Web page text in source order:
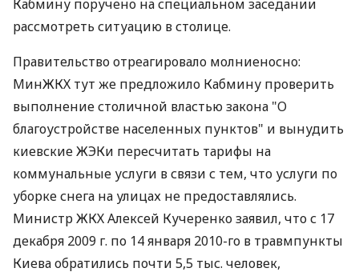
Кабмину поручено на специальном заседании
рассмотреть ситуацию в столице.
Правительство отреагировало молниеносно:
МинЖКХ тут же предложило Кабмину проверить
выполнение столичной властью закона "О
благоустройстве населенных пунктов" и вынудить
киевские ЖЭКи пересчитать тарифы на
коммунальные услуги в связи с тем, что услуги по
уборке снега на улицах не предоставлялись.
Министр ЖКХ Алексей Кучеренко заявил, что с 17
декабря 2009 г. по 14 января 2010-го в травмпункты
Киева обратились почти 5,5 тыс. человек,